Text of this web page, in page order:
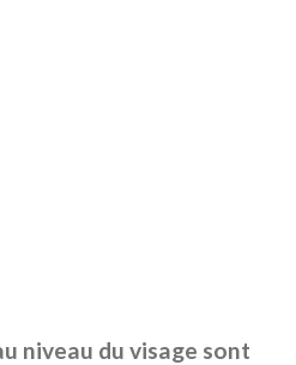
niveau du visage sont